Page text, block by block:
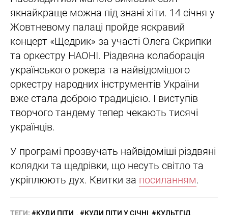
якнайкраще можна під знані хіти. 14 січня у
Жовтневому палаці пройде яскравий
концерт «Щедрик» за участі Олега Скрипки
та оркестру НАОНІ. Різдвяна колаборація
українського рокера та найвідомішого
оркестру народних інструментів України
вже стала доброю традицією. І виступів
творчого тандему тепер чекають тисячі
українців.
У програмі прозвучать найвідоміші різдвяні
колядки та щедрівки, що несуть світло та
укріплюють дух. Квитки за посиланням.
ТЕГИ: #КУДИ ПІТИ #КУДИ ПІТИ У СІЧНІ #КУЛЬТГІД